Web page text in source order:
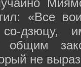
«Все
дзюцу,
общим
не